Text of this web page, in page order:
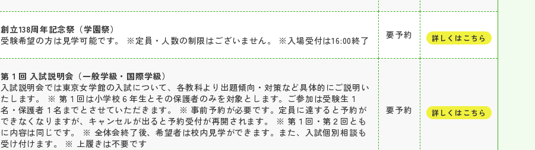
創立138周年記念祭（学園祭）
受験希望の方は見学可能です。 ※定員・人数の制限はございません。 ※入場受付は16:00終了
要予約 詳しくはこちら
第１回 入試説明会（一般学級・国際学級）
入試説明会では東京女学館の入試について、各教科より出題傾向・対策など具体的にご説明い
たします。 ※ 第１回は小学校６年生とその保護者のみを対象とします。ご参加は受験生１
名・保護者１名までとさせていただきます。 ※ 事前予約が必要です。定員に達すると予約が
できなくなりますが、キャンセルが出ると予約受付が再開されます。 ※ 第１回・第２回とも
に内容は同じです。 ※ 全体会終了後、希望者は校内見学ができます。また、入試個別相談も
受け付けます。 ※ 上履きは不要です
要予約 詳しくはこちら